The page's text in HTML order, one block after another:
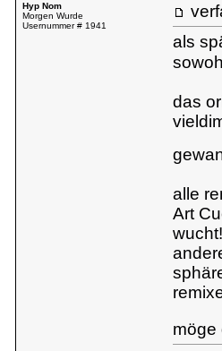
Hyp Nom
Morgen Wurde
Usernummer # 1941
als
das
alle
Art
möge